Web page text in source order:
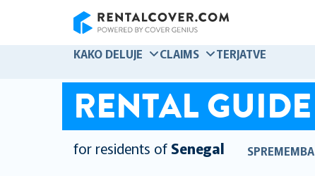
KAKO DELUJE
CLAIMS TERJATVE
RENTAL GUIDE
for residents of Senegal SPREMEMBA